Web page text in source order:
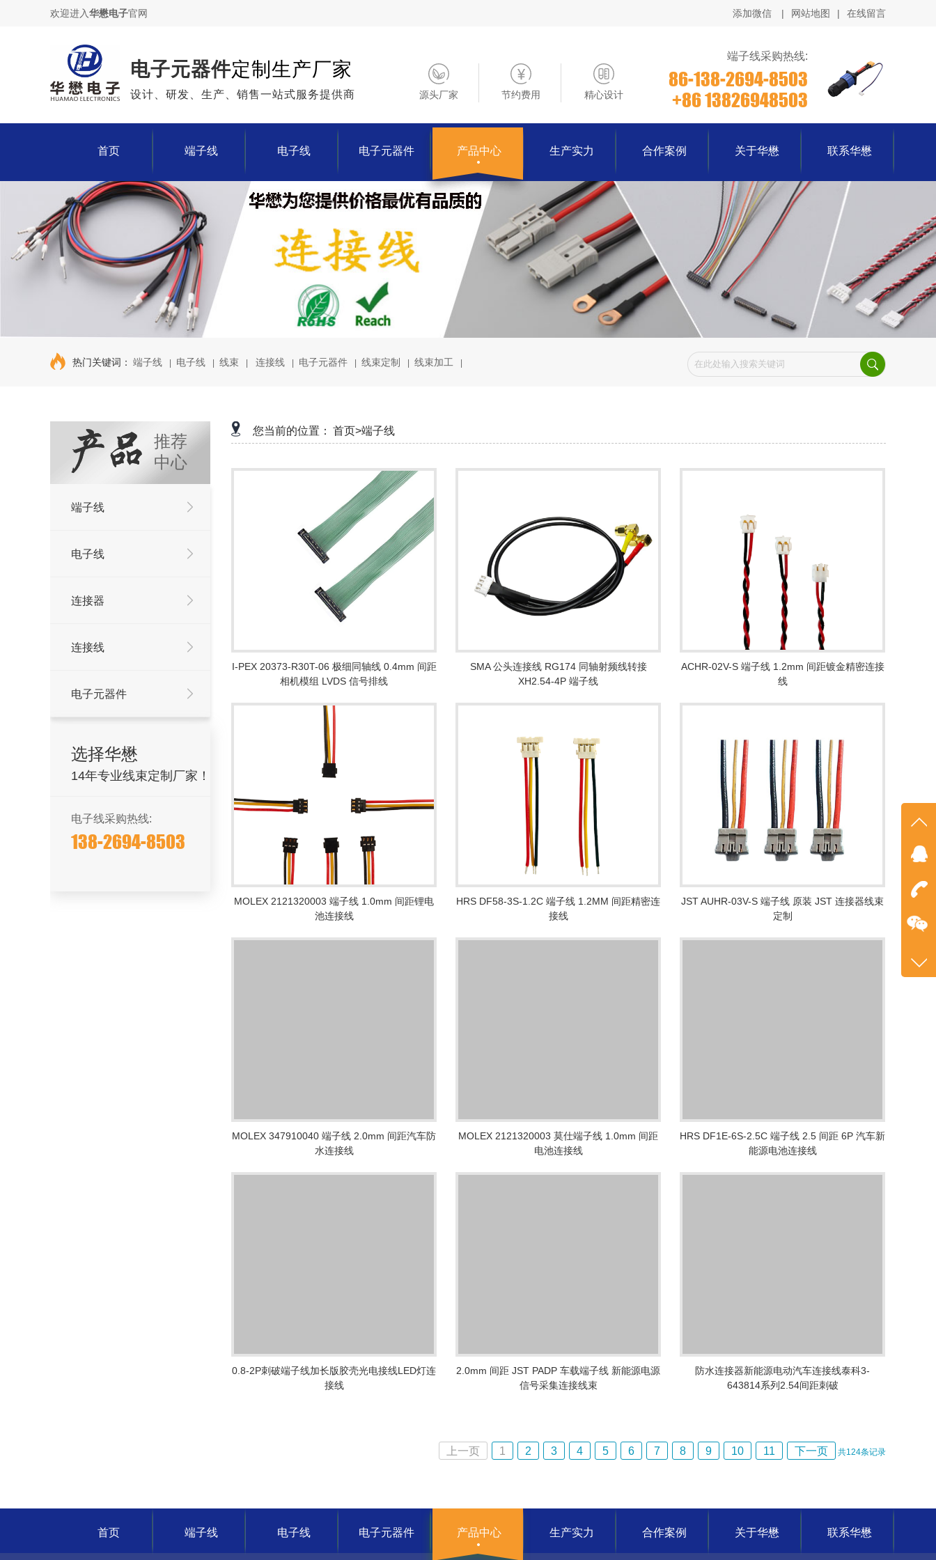
欢迎进入华懋电子官网 添加微信 | 网站地图 | 在线留言
电子元器件定制生产厂家
设计、研发、生产、销售一站式服务提供商 源头厂家 节约费用 精心设计
端子线采购热线:
86-138-2694-8503
+86 13826948503
首页 端子线 电子线 电子元器件 产品中心 生产实力 合作案例 关于华懋 联系华懋
热门关键词： 端子线 电子线 线束 连接线 电子元器件 线束定制 线束加工
推荐
中心
端子线
电子线
连接器
连接线
电子元器件
选择华懋
14年专业线束定制厂家！
电子线采购热线:
138-2694-8503
您当前的位置： 首页>端子线
I-PEX 20373-R30T-06 极细同轴线 0.4mm 间距
相机模组 LVDS 信号排线
SMA 公头连接线 RG174 同轴射频线转接
XH2.54-4P 端子线
ACHR-02V-S 端子线 1.2mm 间距镀金精密连接
线
MOLEX 2121320003 端子线 1.0mm 间距锂电
池连接线
HRS DF58-3S-1.2C 端子线 1.2MM 间距精密连
接线
JST AUHR-03V-S 端子线 原装 JST 连接器线束
定制
MOLEX 347910040 端子线 2.0mm 间距汽车防
水连接线
MOLEX 2121320003 莫仕端子线 1.0mm 间距
电池连接线
HRS DF1E-6S-2.5C 端子线 2.5 间距 6P 汽车新
能源电池连接线
0.8-2P刺破端子线加长版胶壳光电接线LED灯连
接线
2.0mm 间距 JST PADP 车载端子线 新能源电源
信号采集连接线束
防水连接器新能源电动汽车连接线泰科3-
643814系列2.54间距刺破
上一页 1 2 3 4 5 6 7 8 9 10 11 下一页 共124条记录
首页 端子线 电子线 电子元器件 产品中心 生产实力 合作案例 关于华懋 联系华懋
点我
咨
+86